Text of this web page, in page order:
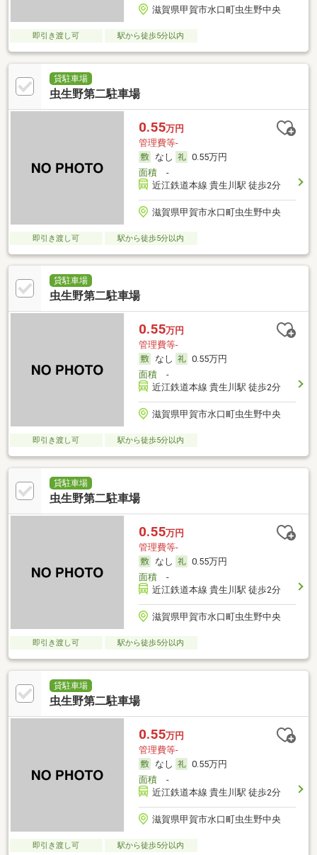
滋賀県甲賀市水口町虫生野中央
即引き渡し可 駅から徒歩5分以内
貸駐車場
虫生野第二駐車場
0.55万円
管理費等-
なし
0.55万円
面積-
近江鉄道本線 貴生川駅 徒歩2分
滋賀県甲賀市水口町虫生野中央
即引き渡し可 駅から徒歩5分以内
貸駐車場
虫生野第二駐車場
0.55万円
管理費等-
なし
0.55万円
面積-
近江鉄道本線 貴生川駅 徒歩2分
滋賀県甲賀市水口町虫生野中央
即引き渡し可 駅から徒歩5分以内
貸駐車場
虫生野第二駐車場
0.55万円
管理費等-
なし
0.55万円
面積-
近江鉄道本線 貴生川駅 徒歩2分
滋賀県甲賀市水口町虫生野中央
即引き渡し可 駅から徒歩5分以内
貸駐車場
虫生野第二駐車場
0.55万円
管理費等-
なし
0.55万円
面積-
近江鉄道本線 貴生川駅 徒歩2分
滋賀県甲賀市水口町虫生野中央
即引き渡し可 駅から徒歩5分以内